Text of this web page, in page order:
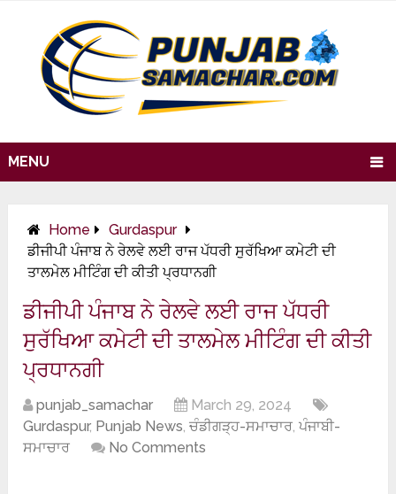
MENU
Home
Gurdaspur
ਡੀਜੀਪੀ ਪੰਜਾਬ ਨੇ ਰੇਲਵੇ ਲਈ ਰਾਜ ਪੱਧਰੀ ਸੁਰੱਖਿਆ ਕਮੇਟੀ ਦੀ
ਤਾਲਮੇਲ ਮੀਟਿੰਗ ਦੀ ਕੀਤੀ ਪ੍ਰਧਾਨਗੀ
ਡੀਜੀਪੀ ਪੰਜਾਬ ਨੇ ਰੇਲਵੇ ਲਈ ਰਾਜ ਪੱਧਰੀ
ਸੁਰੱਖਿਆ ਕਮੇਟੀ ਦੀ ਤਾਲਮੇਲ ਮੀਟਿੰਗ ਦੀ ਕੀਤੀ
ਪ੍ਰਧਾਨਗੀ
punjab_samachar
March 29, 2024
Gurdaspur, Punjab News,ਚੰਡੀਗੜ੍ਹ-ਸਮਾਚਾਰ,ਪੰਜਾਬੀ-
ਸਮਾਚਾਰ
No Comments